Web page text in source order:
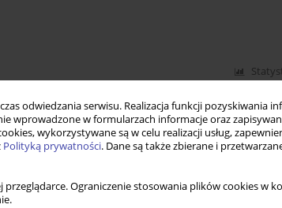
odwiedzania serwisu. Realizacja funkcji pozyskiwania
wprowadzone w formularzach informacje oraz
wykorzystywane są w celu realizacji usług,
Polityką prywatności. Dane są także zbierane i
Ograniczenie stosowania plików cookies w